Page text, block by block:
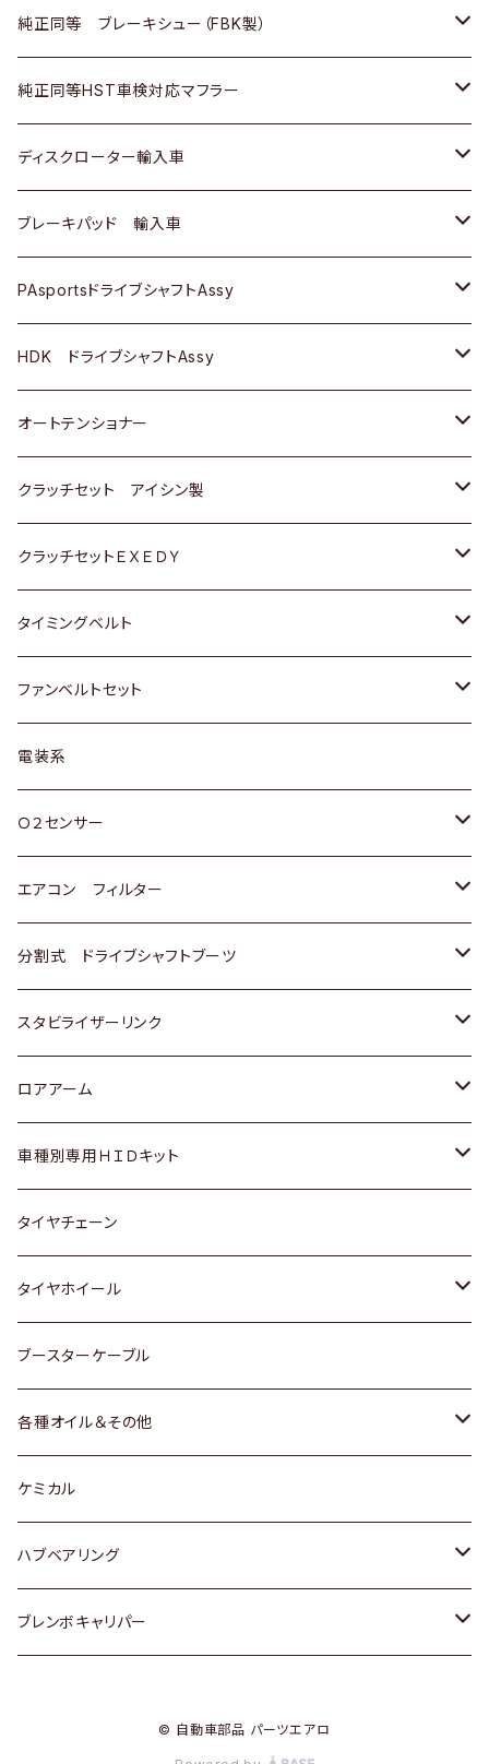
ＢＭＷ
三菱
スバル
マツダ
三菱
スバル
いすゞ
ダイハツ
マツダ
三菱
スバル
ＢＥＮＺ
日産
ダイハツ
マツダ
三菱
スバル
日産
いすゞ
ダイハツ
マツダ
三菱
スバル
ホンダ
スズキ
日産
ダイハツ
マツダ
三菱
スバル
トヨタ
ホンダ
スズキ
日産
ダイハツ
マツダ
三菱
スバル
純正同等 ブレーキシュー（FBK製）
ホンダ
スズキ
日産
ダイハツ
マツダ
三菱
スバル
純正同等HST車検対応マフラー
トヨタ
ホンダ
スズキ
日産
いすゞ
ダイハツ
マツダ
三菱
スバル
日野
ディスクローター輸入車
ＡＵＤＩ
ＢＥＮＺ
ＢＭＷ
GOLF
ＷＡＧＥＮ
アストロ（シボレー）
クライスラー
ブレーキパッド 輸入車
ＢＥＮＺ
ＢＭＷ
ＷＡＧＥＮ
ＶＯＬＶＯ
PAsportsドライブシャフトAssy
トヨタ
ホンダ
スズキ
日産
ダイハツ
マツダ
三菱
スバル
HDK ドライブシャフトAssy
スズキ
ダイハツ
日産
ホンダ
マツダ
オートテンショナー
トヨタ
クラッチセット アイシン製
ホンダ
スズキ
ダイハツ
マツダ
三菱
スバル
クラッチセットＥＸＥＤＹ
ホンダ
スズキ
日産
ダイハツ
マツダ
三菱
スバル
タイミングベルト
トヨタ
スズキ
ダイハツ
三菱
スバル
ファンベルトセット
トヨタ
ホンダ
スズキ
日産
いすゞ
ダイハツ
マツダ
三菱
スバル
レクサス
電装系
Ｏ２センサー
トヨタ
ホンダ
スズキ
日産
ダイハツ
マツダ
三菱
スバル
エアコン フィルター
トヨタ
ホンダ
スズキ
日産
いすゞ
ダイハツ
マツダ
三菱
スバル
分割式 ドライブシャフトブーツ
トヨタ
ホンダ
スズキ
日産
ダイハツ
スバル
スタビライザーリンク
トヨタ
ホンダ
スズキ
日産
ダイハツ
マツダ
ロアアーム
ホンダ
スズキ
日産
ダイハツ
マツダ
スバル
車種別専用ＨＩＤキット
トヨタ
マツダ
タイヤチェーン
タイヤホイール
トヨタ
ホンダ
スズキ
日産
ダイハツ
ブースターケーブル
各種オイル＆その他
ディーデル洗浄添加剤
ケミカル
ハブベアリング
トヨタ
ブレンボキャリパー
© 自動車部品 パーツエアロ